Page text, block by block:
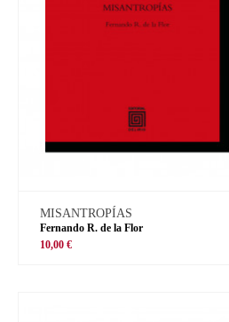
MISANTROPÍAS
Fernando R. de la Flor
10,00 €